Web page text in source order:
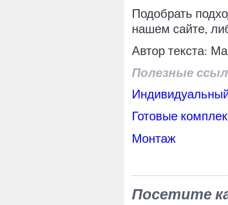
Подобрать
нашем сайте,
Автор текста:
Полезные
Готовые
Монтаж
Посетите